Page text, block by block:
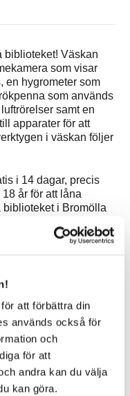
att förbättra din
används också för
och
för att
andra kan du välja
kan göra.
biblioteket! Väskan
som visar
en hygrometer som
som används
samt en
apparater för att
i väskan följer
i 14 dagar, precis
år för att låna
i Bromölla
gör med en lånebok.
2024